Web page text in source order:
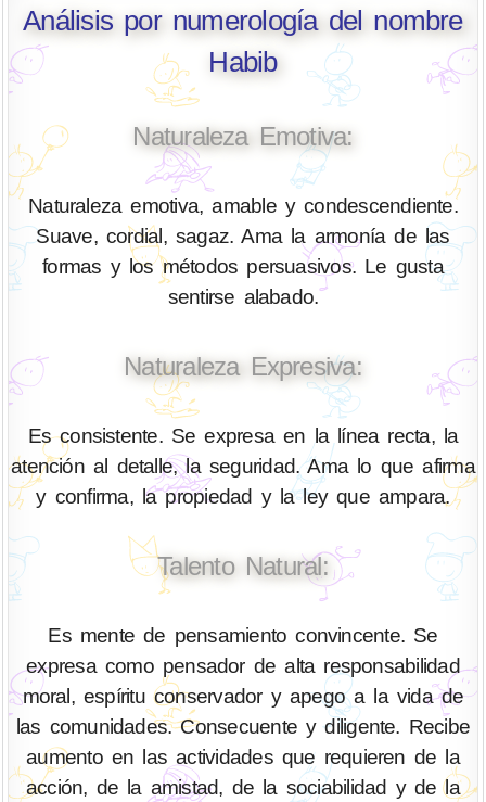
Análisis por numerología del nombre
Habib
Naturaleza Emotiva:
Naturaleza emotiva, amable y condescendiente.
Suave, cordial, sagaz. Ama la armonía de las
formas y los métodos persuasivos. Le gusta
sentirse alabado.
Naturaleza Expresiva:
Es consistente. Se expresa en la línea recta, la
atención al detalle, la seguridad. Ama lo que afirma
y confirma, la propiedad y la ley que ampara.
Talento Natural:
Es mente de pensamiento convincente. Se
expresa como pensador de alta responsabilidad
moral, espíritu conservador y apego a la vida de
las comunidades. Consecuente y diligente. Recibe
aumento en las actividades que requieren de la
acción, de la amistad, de la sociabilidad y de la